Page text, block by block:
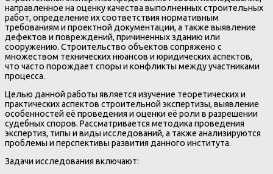
направленное на оценку качества выполненных строительных
работ, определение их соответствия нормативным
требованиям и проектной документации, а также выявление
дефектов и повреждений, причиненных зданию или
сооружению. Строительство объектов сопряжено с
множеством технических нюансов и юридических аспектов,
что часто порождает споры и конфликты между участниками
процесса.
Целью данной работы является изучение теоретических и
практических аспектов строительной экспертизы, выявление
особенностей её проведения и оценки её роли в разрешении
судебных споров. Рассматривается методика проведения
экспертиз, типы и виды исследований, а также анализируются
проблемы и перспективы развития данного института.
Задачи исследования включают: